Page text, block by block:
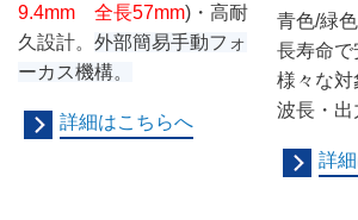
9.4mm 全長57mm) ・高耐
久設計。 外部簡易手動フォ
ーカス機構。
詳細はこちらへ
青色/緑
長寿命で
様々な対
波長・出
詳